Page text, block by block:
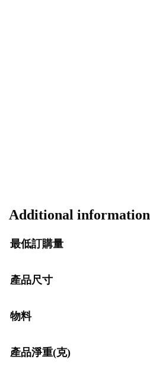
Additional information
最低訂購量
產品尺寸
物料
產品淨重(克)